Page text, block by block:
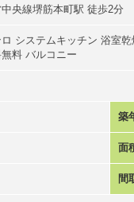
央線堺筋本町駅 徒歩2分
ロ システムキッチン 浴室
無料 バルコニー
築
面
間